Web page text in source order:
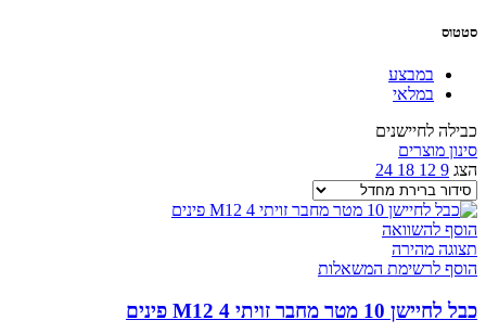
סטטוס
במבצע
במלאי
כבילה לחיישנים
סינון מוצרים
הצג 9
12
18
24
הוסף להשוואה
תצוגה מהירה
הוסף לרשימת המשאלות
כבל לחיישן 10 מטר מחבר זויתי M12 4 פינים